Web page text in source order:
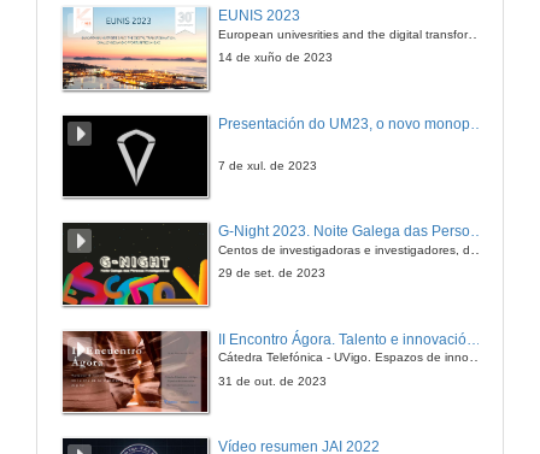
Segunda lei da Termodinámica
Ciclo de Carnot
EUNIS 2023
European univesrities and the digital transformation: challenges and opportunities ahead
14 de xuño de 2023
7 de xul. de 2023
G-Night 2023. Noite Galega das Persoas Investigadoras. Conciencias creativas
29 de set. de 2023
Cátedra Telefónica - UVigo. Espazos de innovación
31 de out. de 2023
Vídeo resumen JAI 2022